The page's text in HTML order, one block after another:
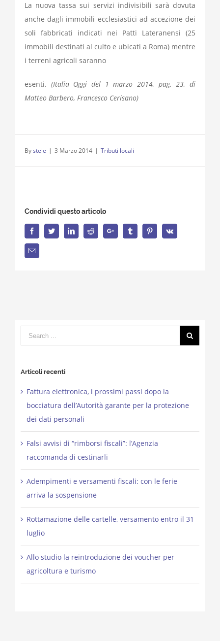
La nuova tassa sui servizi indivisibili sarà dovuta
anche dagli immobili ecclesiastici ad accezione dei
soli fabbricati indicati nei Patti Lateranensi (25
immobili destinati al culto e ubicati a Roma) mentre
i terreni agricoli saranno
esenti. (Italia Oggi del 1 marzo 2014, pag. 23, di
Matteo Barbero, Francesco Cerisano)
Bystele | 3 Marzo 2014 | Tributi locali
Condividi questo articolo
FacebookTwitterLinkedInReddit Google+ Tumblr PinterestVk
Email
Search
for:
Articoli recenti
Fattura elettronica, i prossimi passi dopo la
bocciatura dell’Autorità garante per la protezione
dei dati personali
Falsi avvisi di “rimborsi fiscali”: l’Agenzia
raccomanda di cestinarli
Adempimenti e versamenti fiscali: con le ferie
arriva la sospensione
Rottamazione delle cartelle, versamento entro il 31
luglio
Allo studio la reintroduzione dei voucher per
agricoltura e turismo